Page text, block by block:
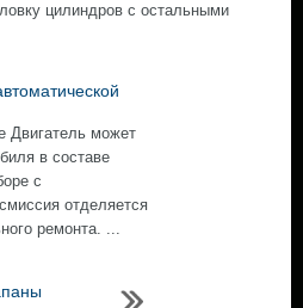
цилиндров с остальными
Двигатель может
в составе
с
отделяется
ремонта. ...